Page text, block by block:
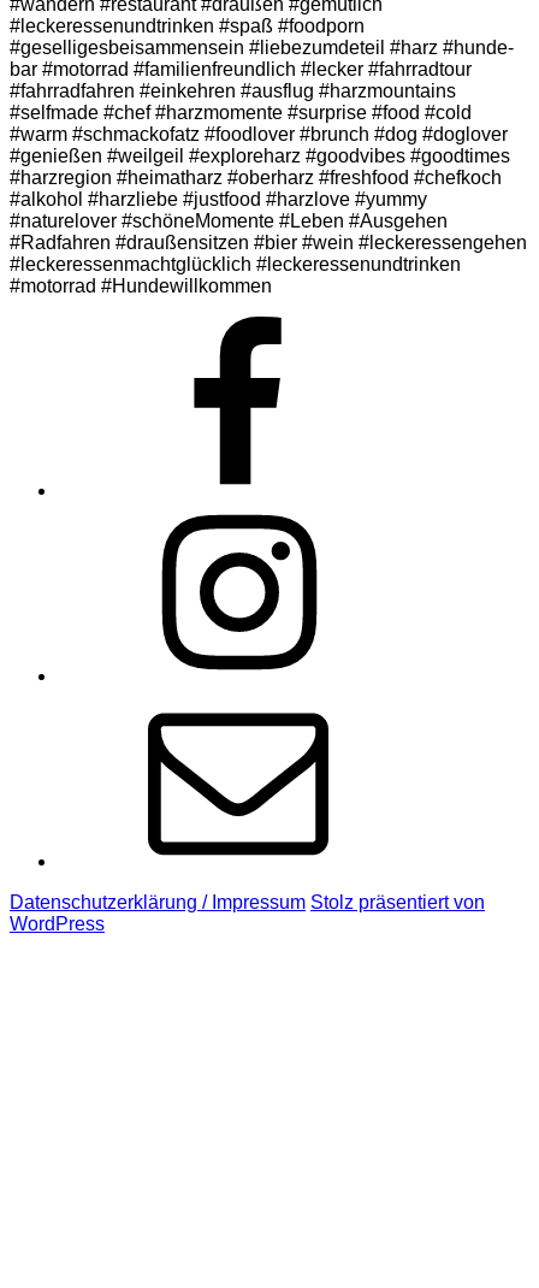
#leckeressenundtrinken #spaß #foodporn
#geselligesbeisammensein #liebezumdeteil #harz #hunde-
bar #motorrad #familienfreundlich #lecker #fahrradtour
#fahrradfahren #einkehren #ausflug #harzmountains
#selfmade #chef #harzmomente #surprise #food #cold
#warm #schmackofatz #foodlover #brunch #dog #doglover
#genießen #weilgeil #exploreharz #goodvibes #goodtimes
#harzregion #heimatharz #oberharz #freshfood #chefkoch
#alkohol #harzliebe #justfood #harzlove #yummy
#naturelover #schöneMomente #Leben #Ausgehen
#Radfahren #draußensitzen #bier #wein #leckeressengehen
#leckeressenmachtglücklich #leckeressenundtrinken
#motorrad #Hundewillkommen
Datenschutzerklärung / Impressum Stolz präsentiert von
WordPress